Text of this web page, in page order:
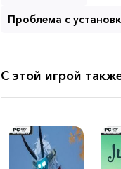
Проблема с
С этой игрой